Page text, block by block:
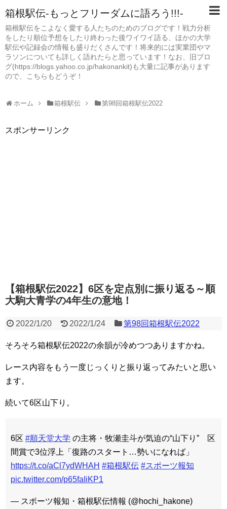
箱根駅伝-もっとフリーダムに語ろう!!!-
箱根駅伝をこよなく愛する人たちのためのブログです！戦力分析
をしたり順位予想をしたり終わった後ワイワイ語る、ほかの大学
駅伝や記録会の情報も盛りだくさんです！将来的には実業団やマ
ラソンについても詳しく語れたらと思っています！なお、旧ブロ
グ(https://blogs.yahoo.co.jp/hakonankit)も大量に記事があります
ので、こちらもどうぞ！
ホーム 箱根駅伝 第98回箱根駅伝2022
スポンサーリンク
【箱根駅伝2022】6区を定点別に振り返る～順
大駒大青学の4年生の意地！
2022/1/20 2022/1/24 第98回箱根駅伝2022
そろそろ箱根駅伝2022の余韻が冷めつつありますかね。
レース内容をもう一度じっくりと振り返ってみたいと思い
ます。
続いて6区山下り。
6区 #順天堂大学 の主将・牧瀬圭斗が気迫の“山下り” 区
間賞で3位浮上「復路のスタート…勢いになれば」
https://t.co/aCl7ydWHAH #箱根駅伝 #スポーツ報知
pic.twitter.com/p65faIiKP1
— スポーツ報知・箱根駅伝情報 (@hochi_hakone)